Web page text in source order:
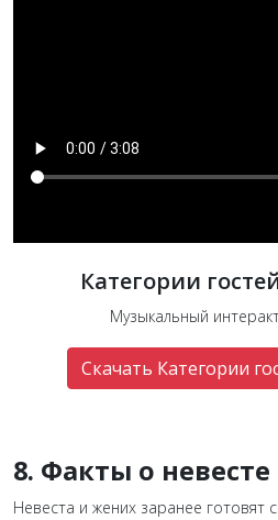
Категории
Музыкальный
Скачать Категории
8. Факты о
Невеста и жених заранее готовят